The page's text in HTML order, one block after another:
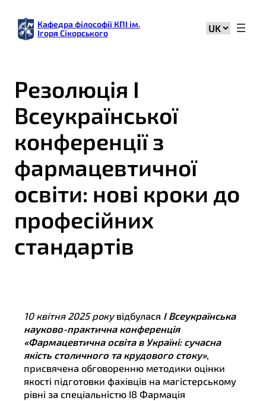
Кафедра філософії КПІ ім.
Ігоря Сікорського
Вибрати
Резолюція I
Всеукраїнської
конференції з
фармацевтичної
освіти: нові кроки до
професійних
стандартів
10 квітня 2025 рокувідбулася I Всеукраїнська
науково-практична конференція
«Фармацевтична освіта в Україні: сучасна
якість столичного та крудового стоку»,
присвячена обговоренню методики оцінки
якості підготовки фахівців на магістерському
рівні за спеціальністю I8 Фармація